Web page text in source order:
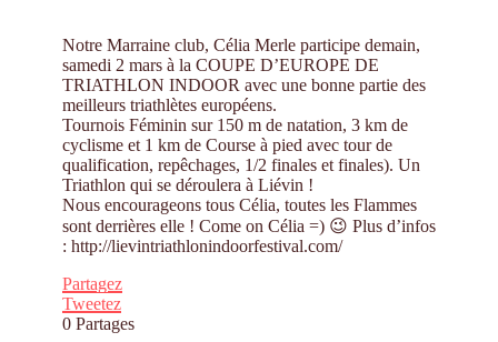
Notre Marraine club, Célia Merle participe demain,
samedi 2 mars à la COUPE D’EUROPE DE
TRIATHLON INDOOR avec une bonne partie des
meilleurs triathlètes européens.
Tournois Féminin sur 150 m de natation, 3 km de
cyclisme et 1 km de Course à pied avec tour de
qualification, repêchages, 1/2 finales et finales). Un
Triathlon qui se déroulera à Liévin !
Nous encourageons tous Célia, toutes les Flammes
sont derrières elle ! Come on Célia =) 😉 Plus d’infos
: http://lievintriathlonindoorfestival.com/
Partagez
Tweetez
0 Partages